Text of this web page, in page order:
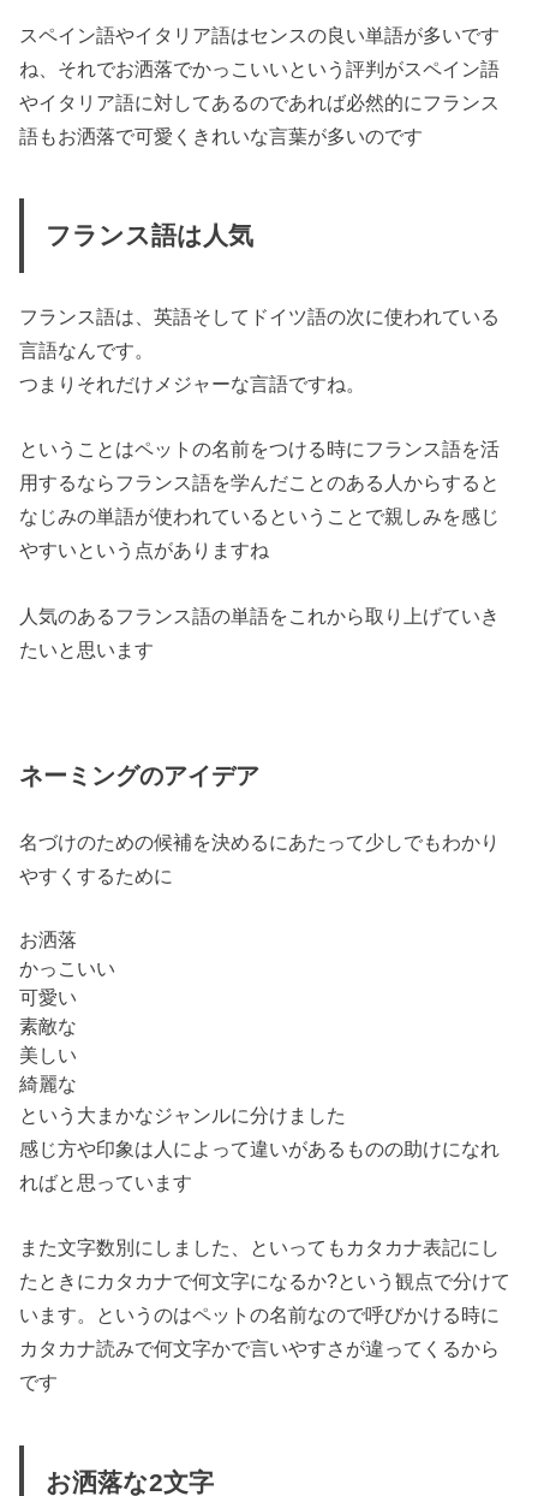
スペイン語やイタリア語はセンスの良い単語が多いです
ね、それでお洒落でかっこいいという評判がスペイン語
やイタリア語に対してあるのであれば必然的にフランス
語もお洒落で可愛くきれいな言葉が多いのです
フランス語は人気
フランス語は、英語そしてドイツ語の次に使われている
言語なんです。
つまりそれだけ メジャーな言語ですね。
ということはペットの名前をつける時にフランス語を活
用するならフランス語を学んだことのある人からすると
なじみの単語が使われているということで親しみを感じ
やすいという点がありますね
人気のあるフランス語の単語をこれから取り上げていき
たいと思います
ネーミングのアイデア
名づけのための候補を決めるにあたって少しでもわかり
やすくするために
お洒落
かっこいい
可愛い
素敵な
美しい
綺麗な
という大まかなジャンルに分けました
感じ方や印象は人によって違いがあるものの助けになれ
ればと思っています
また文字数別にしました、といってもカタカナ表記にし
たときにカタカナで何文字になるか?という観点で分けて
います。というのはペットの名前なので呼びかける時に
カタカナ読みで何文字かで言いやすさが違ってくるから
です
お洒落な2文字